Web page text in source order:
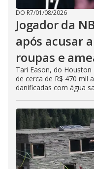
DO R7/01/08/2026
Jogador da
após acusar
roupas e
Tari Eason, do
de cerca de R$ 470 mil
danificadas com água